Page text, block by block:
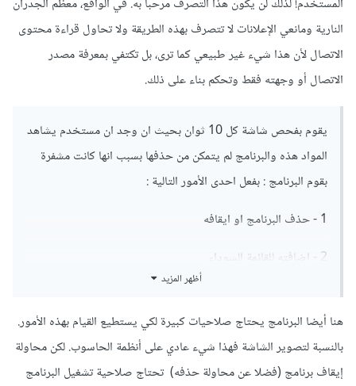
المستخدم! لذلك لن يكون هذا التصرف مرحبا به. في الواقع، معظم الجدران
النارية ومانعي الإعلانات لا تتصرف بهذه الطريقة ولا تحاول قراءة محتوى
الاتصال لأن هذا شيء غير طبيعي كما ترى، بل تكتفي بمعرفة مصدر
الاتصال أو وجهته فقط وتحكم بناء على ذلك.
يقوم بفحص شاشة كل 10 ثوان بحيث ان وجد ان مستخدم يشاهد
المواد هذه والبرنامج لم يتمكن من حذفها بسبب انها كانت مشفرة
بقوم البرنامج : بفعل احدى الأمور التالية
1 - حذف البرنامج او ايقافه
2 - اضافته للقائمة السوداء
يوتيوب الخ)
أظهر المزيد
هنا أيضا البرنامج يحتاج صلاحيات كبيرة لكي يستطيع القيام بهذه الأمور.
بالنسبة لتصوير الشاشة فهذا شيء عادي على أنظمة الحاسوب. لكن محاولة
إيقاف برنامج (فضلا عن محاولة حذفه) تحتاج صلاحية تشغيل البرنامج